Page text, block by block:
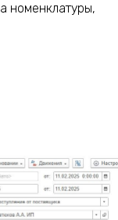
номенклатуры,